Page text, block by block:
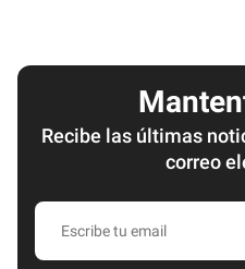
Recibe las últimas
correo
Escribe
email